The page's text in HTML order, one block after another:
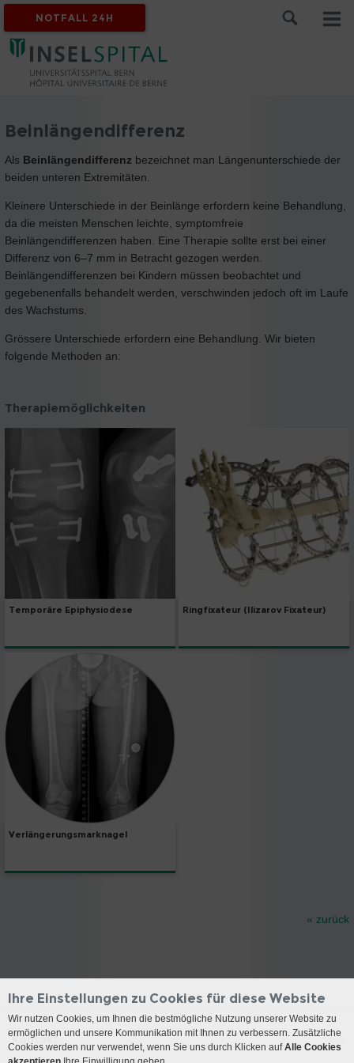
NOTFALL 24H
Beinlängendifferenz
Als Beinlängendifferenz bezeichnet man Längenunterschiede der
beiden unteren Extremitäten.
Kleinere Unterschiede in der Beinlänge erfordern keine Behandlung,
da die meisten Menschen leichte, symptomfreie
Beinlängendifferenzen haben. Eine Therapie sollte erst bei einer
Differenz von 6–7 mm in Betracht gezogen werden.
Beinlängendifferenzen bei Kindern müssen beobachtet und
gegebenenfalls behandelt werden, verschwinden jedoch oft im Laufe
des Wachstums.
Grössere Unterschiede erfordern eine Behandlung. Wir bieten
folgende Methoden an:
Therapiemöglichkeiten
Temporäre Epiphysiodese Ringfixateur (Ilizarov Fixateur)
Verlängerungsmarknagel
« zurück
Kontakt
Ihre Einstellungen zu Cookies für diese Website
Wir nutzen Cookies, um Ihnen die bestmögliche Nutzung unserer Website zu
ermöglichen und unsere Kommunikation mit Ihnen zu verbessern. Zusätzliche
Cookies werden nur verwendet, wenn Sie uns durch Klicken aufAlle Cookies